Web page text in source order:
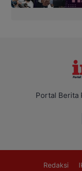
Portal Berita
Redaksi